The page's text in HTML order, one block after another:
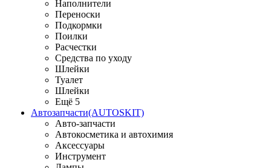
Наполнители
Переноски
Подкормки
Поилки
Расчестки
Средства по уходу
Шлейки
Туалет
Шлейки
Ещё 5
Автозапчасти(AUTOSKIT)
Авто-запчасти
Автокосметика и автохимия
Аксессуары
Инструмент